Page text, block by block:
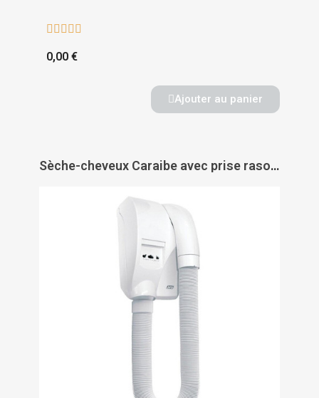
    
0,00 €
Ajouter au panier
Sèche-cheveux Caraibe avec prise rasoir - JVD